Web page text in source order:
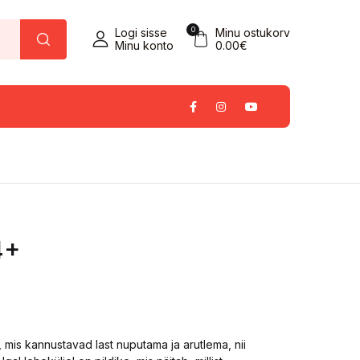
Logi sisse
Minu konto
0
Minu ostukorv
0.00€
kannustavad last nuputama ja arutlema, nii